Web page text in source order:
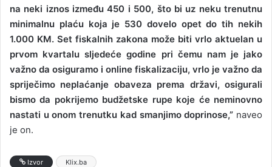
na neki iznos između 450 i 500, što bi uz neku trenutnu
minimalnu plaću koja je 530 dovelo opet do tih nekih
1.000 KM. Set fiskalnih zakona može biti vrlo aktuelan u
prvom kvartalu sljedeće godine pri čemu nam je jako
važno da osiguramo i online fiskalizaciju, vrlo je važno da
spriječimo neplaćanje obaveza prema državi, osigurali
bismo da pokrijemo budžetske rupe koje će neminovno
nastati u onom trenutku kad smanjimo doprinose,” naveo
je on.
Izvor Klix.ba